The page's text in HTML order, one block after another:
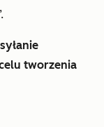
tworzenia